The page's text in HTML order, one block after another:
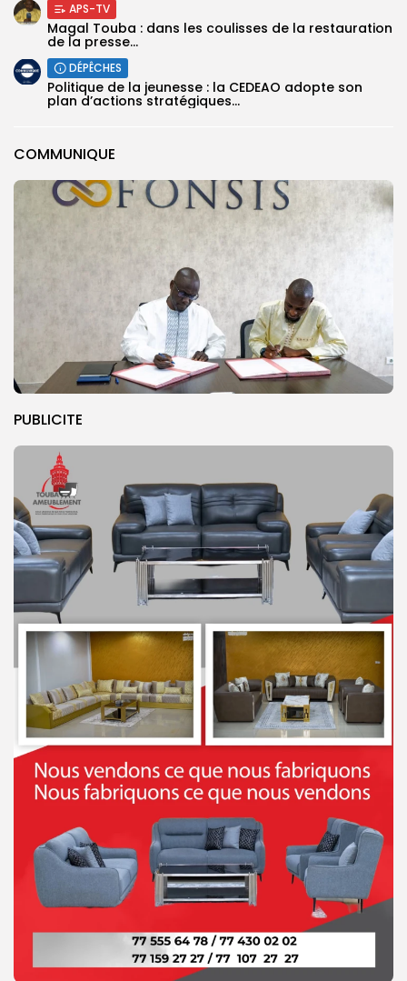
COMMUNIQUE
PUBLICITE
APS-TV
Magal Touba : dans les coulisses de la restauration
de la presse...
DÉPÊCHES
Politique de la jeunesse : la CEDEAO adopte son
plan d’actions stratégiques...